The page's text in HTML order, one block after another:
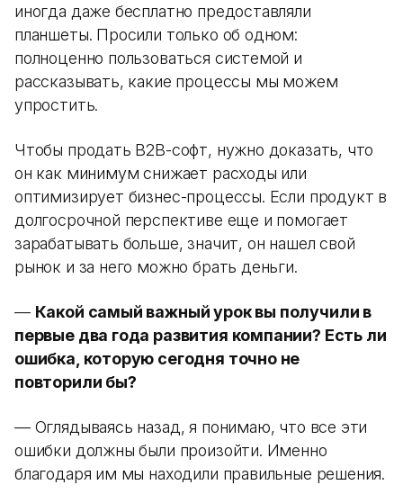
иногда даже бесплатно предоставляли
планшеты. Просили только об одном:
полноценно пользоваться системой и
рассказывать, какие процессы мы можем
упростить.
Чтобы продать B2B-софт, нужно доказать, что
он как минимум снижает расходы или
оптимизирует бизнес-процессы. Если продукт в
долгосрочной перспективе еще и помогает
зарабатывать больше, значит, он нашел свой
рынок и за него можно брать деньги.
— Какой самый важный урок вы получили в
первые два года развития компании? Есть ли
ошибка, которую сегодня точно не
повторили бы?
— Оглядываясь назад, я понимаю, что все эти
ошибки должны были произойти. Именно
благодаря им мы находили правильные решения.